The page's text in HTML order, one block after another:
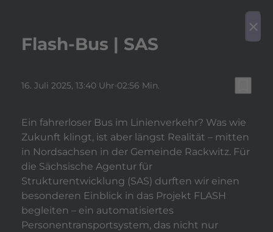
menu
Video
Flash-Bus | SAS
16. Juli 2025, 13:40 Uhr 02:56 Min.
Ein fahrerloser Bus im Linienverkehr? Was wie
Zukunft klingt, ist aber längst Realität – mitten
in Nordsachsen in der Gemeinde Rackwitz. Für
die Sächsische Agentur für
Strukturentwicklung (SAS) durften wir einen
besonderen Einblick in das Projekt FLASH
begleiten – ein automatisiertes
Personentransportsystem, das nicht nur
close